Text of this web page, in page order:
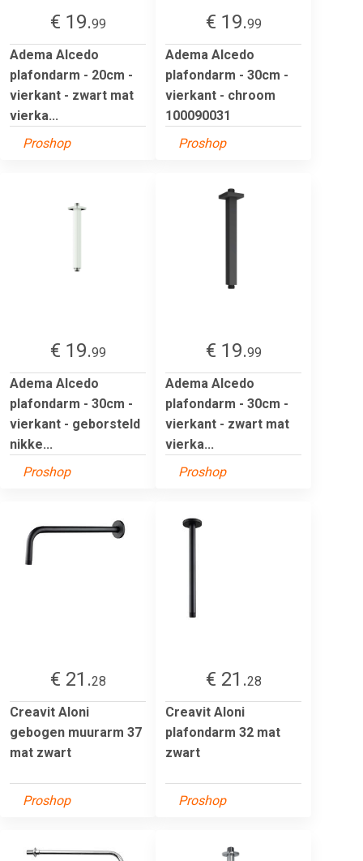
€ 19.99
Adema Alcedo
plafondarm - 20cm -
vierkant - zwart mat
vierka...
Proshop
€ 19.99
Adema Alcedo
plafondarm - 30cm -
vierkant - chroom
100090031
Proshop
€ 19.99
Adema Alcedo
plafondarm - 30cm -
vierkant - geborsteld
nikke...
Proshop
€ 19.99
Adema Alcedo
plafondarm - 30cm -
vierkant - zwart mat
vierka...
Proshop
€ 21.28
Creavit Aloni
gebogen muurarm 37
mat zwart
Proshop
€ 21.28
Creavit Aloni
plafondarm 32 mat
zwart
Proshop